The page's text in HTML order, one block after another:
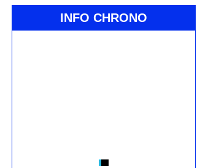
INFO CHRONO